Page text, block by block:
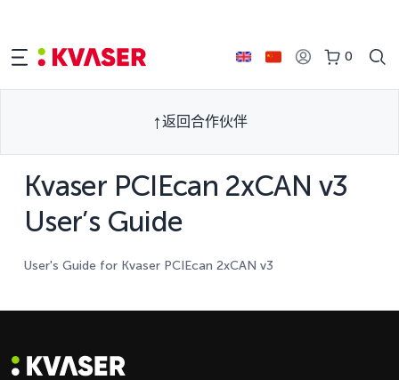
0
返回合作伙伴
Kvaser PCIEcan 2xCAN v3
User’s Guide
User's Guide for Kvaser PCIEcan 2xCAN v3